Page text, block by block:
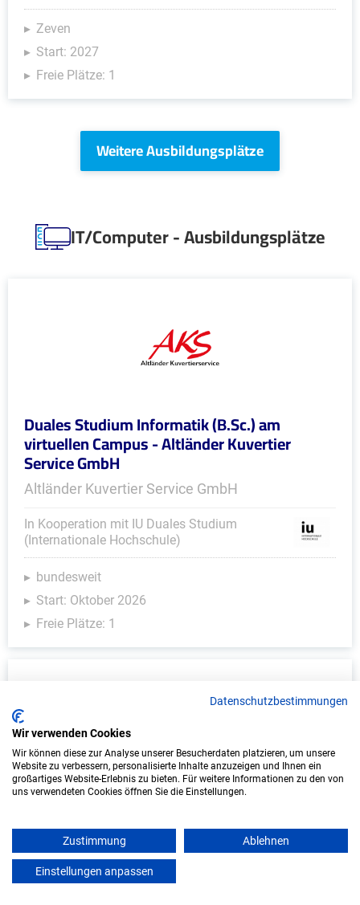
Zeven
Start: 2027
Freie Plätze: 1
Weitere Ausbildungsplätze
IT/Computer - Ausbildungsplätze
Duales Studium Informatik (B.Sc.) am
virtuellen Campus - Altländer Kuvertier
Service GmbH
Altländer Kuvertier Service GmbH
In Kooperation mit IU Duales Studium
(Internationale Hochschule)
bundesweit
Start: Oktober 2026
Freie Plätze: 1
Duales Studium Wirtschaftsinformatik
(B.Sc.) am virtuellen Campus - Vodafone
GmbH - Eschborn
Vodafone GmbH
Datenschutzbestimmungen
Wir verwenden Cookies
Wir können diese zur Analyse unserer Besucherdaten platzieren, um unsere
Website zu verbessern, personalisierte Inhalte anzuzeigen und Ihnen ein
großartiges Website-Erlebnis zu bieten. Für weitere Informationen zu den von
uns verwendeten Cookies öffnen Sie die Einstellungen.
Zustimmung Ablehnen
Einstellungen anpassen